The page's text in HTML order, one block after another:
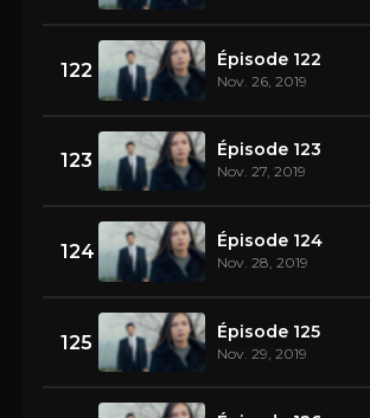
122 Épisode 122
Nov. 26, 2019
123 Épisode 123
Nov. 27, 2019
124 Épisode 124
Nov. 28, 2019
125 Épisode 125
Nov. 29, 2019